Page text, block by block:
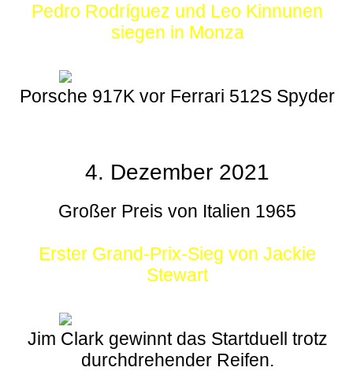
Pedro Rodríguez und Leo Kinnunen
siegen in Monza
Porsche 917K vor Ferrari 512S Spyder
4. Dezember 2021
Großer Preis von Italien 1965
Erster Grand-Prix-Sieg von Jackie
Stewart
Jim Clark gewinnt das Startduell trotz
durchdrehender Reifen.